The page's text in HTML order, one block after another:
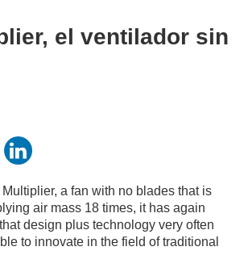
el ventilador sin
Multiplier, a fan with no blades that is
air mass 18 times, it has again
design plus technology very often
to innovate in the field of traditional